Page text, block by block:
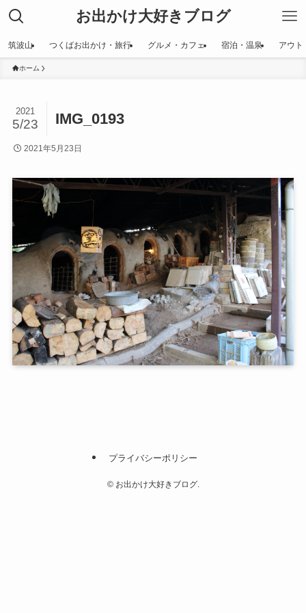
お出かけ大好きブログ
筑波山 つくばお出かけ・旅行 グルメ・カフェ 宿泊・温泉 アウト
ホーム
IMG_0193
2021
5/23
2021年5月23日
プライバシーポリシー
©お出かけ大好きブログ.